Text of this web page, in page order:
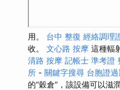
用。 台中 整復 經絡調理
收。 文心路 按摩 這種輻
清路 按摩 記帳士 準考證
所 - 關鍵字搜尋 台胞證過
的“穀倉”，該設備可以滋